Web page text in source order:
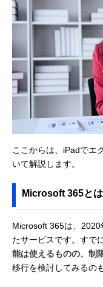
ここからは、iPadでエ
いて解説します。
Microsoft 365とは
Microsoft 365は、
たサービスです。すで
能は使えるものの、制
移行を検討してみるの